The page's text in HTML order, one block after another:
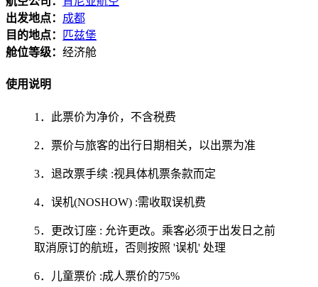
出发地点： 成都
目的地点：
匹兹堡
舱位等级： 经济舱
使用说明
1．此票价为净价，不含税费
2．票价与旅客的出行日期相关，以出票为准
3．退改票手续 :视具体机票条款而定
4．误机(NOSHOW) :需收取误机费
5．更改订座 : 允许更改。乘客必须于出发日之前
取消原订的航班，否则按照 '误机' 处理
6．儿童票价 :成人票价的75%